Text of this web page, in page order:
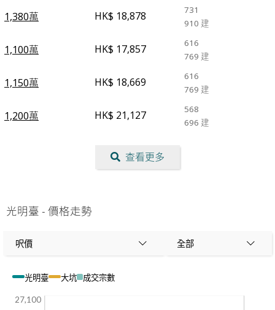
1,380萬 HK$ 18,878
731
910 建
1,100萬 HK$ 17,857
616
769 建
1,150萬 HK$ 18,669
616
769 建
1,200萬 HK$ 21,127
568
696 建
查看更多
光明臺 - 價格走勢
呎價 全部
光明臺 大坑 成交宗數
27,100